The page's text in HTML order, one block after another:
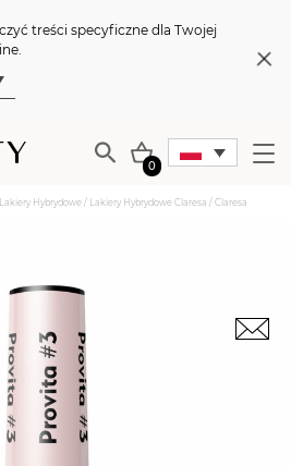
treści specyficzne dla Twojej
0
Lakiery Hybrydowe / Lakiery Hybrydowe Claresa / Claresa